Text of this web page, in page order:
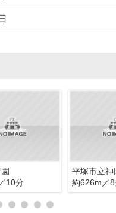
10分
平塚市立神
約626m／